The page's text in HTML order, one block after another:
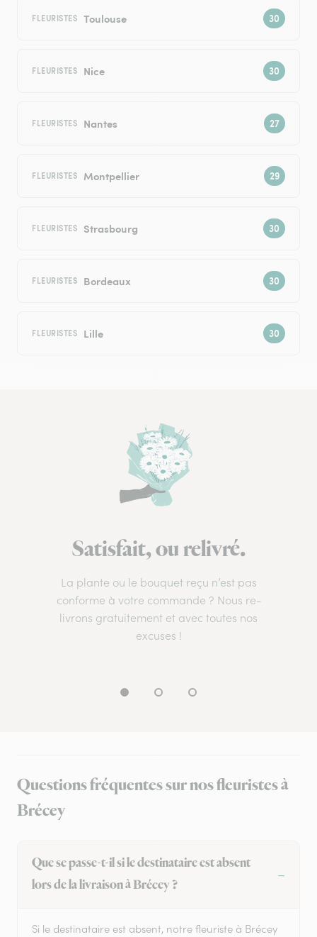
FLEURISTES Toulouse
FLEURISTES Nice
FLEURISTES Nantes
FLEURISTES Montpellier
FLEURISTES Strasbourg
FLEURISTES Bordeaux
FLEURISTES Lille
Satisfait, ou relivré.
La plante ou le bouquet reçu n’est pas
conforme à votre commande ? Nous re-
livrons gratuitement et avec toutes nos
excuses !
Questions fréquentes sur nos fleuristes à
Brécey
Que se passe-t-il si le destinataire est absent
lors de la livraison à Brécey ?
Si le destinataire est absent, notre fleuriste à Brécey